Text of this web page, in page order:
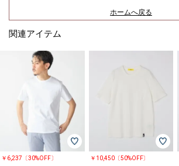
ホームへ戻る
関連アイテム
￥6,237〔30%OFF〕 ￥10,450〔50%OFF〕